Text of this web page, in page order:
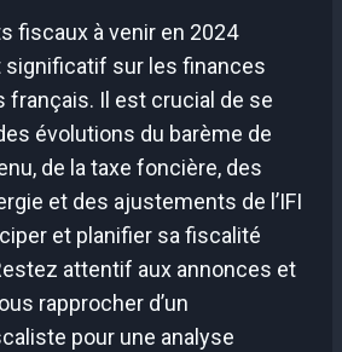
fiscaux à venir en 2024
significatif sur les finances
français. Il est crucial de se
évolutions du barème de
de la taxe foncière, des
et des ajustements de l’IFI
et planifier sa fiscalité
attentif aux annonces et
rapprocher d’un
pour une analyse